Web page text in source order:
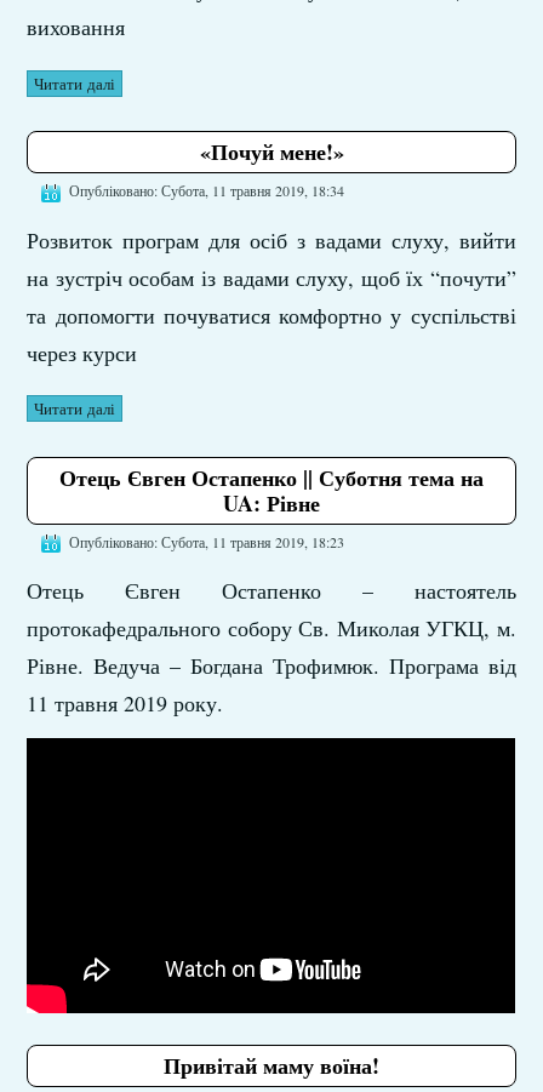
виховання
Читати далі
«Почуй мене!»
Опубліковано: Субота, 11 травня 2019, 18:34
Розвиток програм для осіб з вадами слуху, вийти
на зустріч особам із вадами слуху, щоб їх “почути”
та допомогти почуватися комфортно у суспільстві
через курси
Читати далі
Отець Євген Остапенко || Суботня тема на
UA: Рівне
Опубліковано: Субота, 11 травня 2019, 18:23
Отець Євген Остапенко – настоятель
протокафедрального собору Св. Миколая УГКЦ, м.
Рівне. Ведуча – Богдана Трофимюк. Програма від
11 травня 2019 року.
Привітай маму воїна!